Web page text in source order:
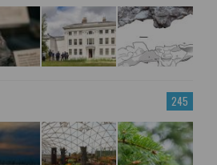
245